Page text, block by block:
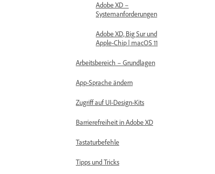
Adobe XD –
Systemanforderungen
Adobe XD, Big Sur und
Apple-Chip | macOS 11
Arbeitsbereich – Grundlagen
App-Sprache ändern
Zugriff auf UI-Design-Kits
Barrierefreiheit in Adobe XD
Tastaturbefehle
Tipps und Tricks